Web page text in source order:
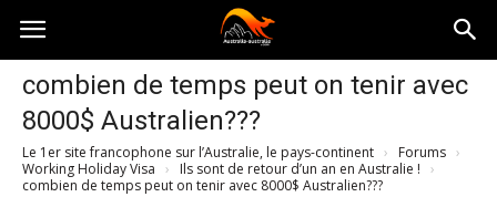
Australia-
australie.com
combien de temps peut on tenir avec
8000$ Australien???
Le 1er site francophone sur l’Australie, le pays-continent › Forums ›
Working Holiday Visa › Ils sont de retour d’un an en Australie ! ›
combien de temps peut on tenir avec 8000$ Australien???